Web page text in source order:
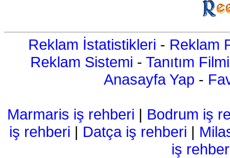
Reklam İstatistikleri - Reklam
Reklam Sistemi - Tanıtım Filmi
Anasayfa Yap -
Marmaris iş rehberi | Bodrum iş
iş rehberi | Datça iş rehberi |
iş